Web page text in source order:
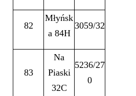
82
Młyńsk
a 84H
3059/32
83
Na
Piaski
32C
5236/27
0